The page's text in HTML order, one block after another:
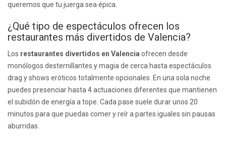
queremos que tu juerga sea épica.
¿Qué tipo de espectáculos ofrecen los
restaurantes más divertidos de Valencia?
Los restaurantes divertidos en Valencia ofrecen desde
monólogos desternillantes y magia de cerca hasta espectáculos
drag y shows eróticos totalmente opcionales. En una sola noche
puedes presenciar hasta 4 actuaciones diferentes que mantienen
el subidón de energía a tope. Cada pase suele durar unos 20
minutos para que puedas comer y reír a partes iguales sin pausas
aburridas.